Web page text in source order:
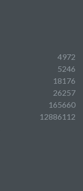
4972
5246
18176
26257
165660
12886112